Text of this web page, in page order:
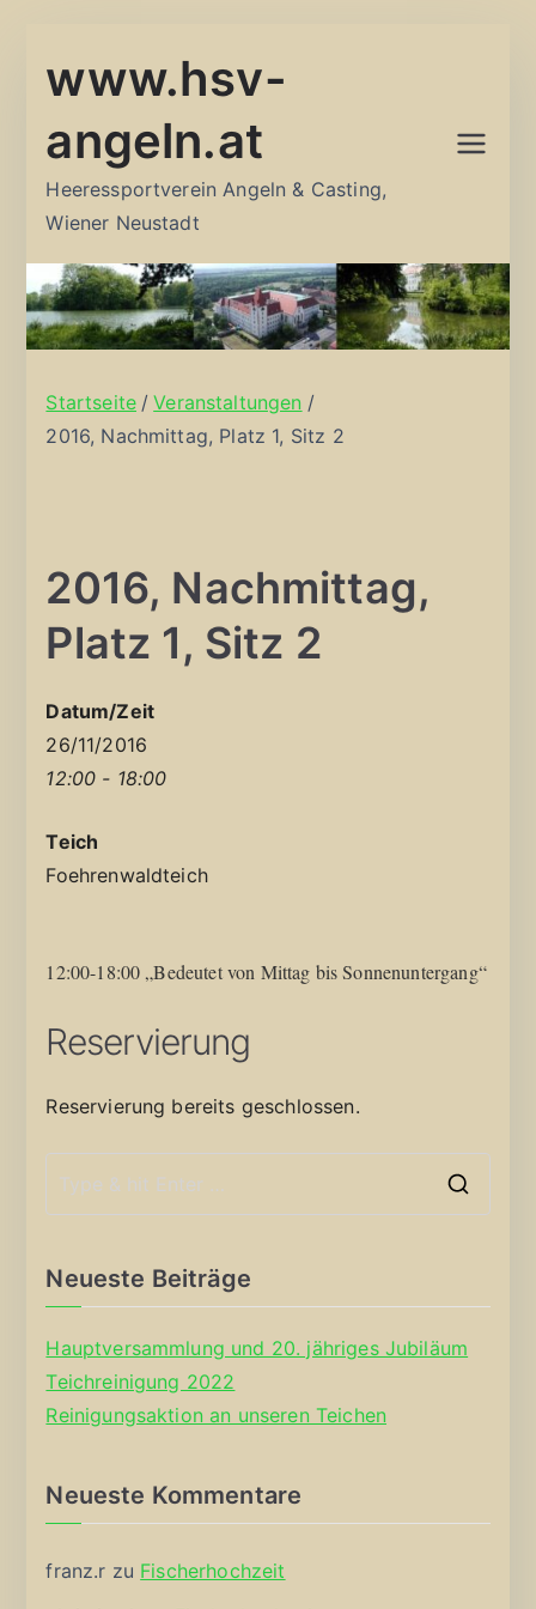
Inhalt
www.hsv-
angeln.at
Heeressportverein Angeln & Casting,
Wiener Neustadt
Startseite
Veranstaltungen
2016, Nachmittag, Platz 1, Sitz 2
2016, Nachmittag,
Platz 1, Sitz 2
Datum/Zeit
26/11/2016
12:00 - 18:00
Teich
Foehrenwaldteich
12:00-18:00 „Bedeutet von Mittag bis Sonnenuntergang“
Reservierung
Reservierung bereits geschlossen.
Neueste Beiträge
Hauptversammlung und 20. jähriges Jubiläum
Teichreinigung 2022
Reinigungsaktion an unseren Teichen
Neueste Kommentare
franz.r zu Fischerhochzeit